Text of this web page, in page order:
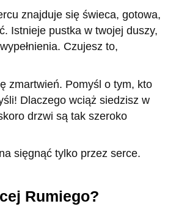
znajduje się świeca, gotowa,
Istnieje pustka w twojej duszy,
Czujesz to,
zmartwień. Pomyśl o tym, kto
Dlaczego wciąż siedzisz w
drzwi są tak szeroko
sięgnąć tylko przez serce.
Rumiego?